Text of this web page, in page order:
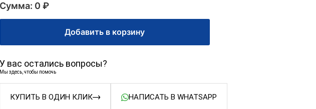
Сумма: 0 ₽
Добавить в корзину
У вас остались вопросы?
Мы здесь, чтобы помочь
КУПИТЬ В ОДИН КЛИК НАПИСАТЬ В WHATSAPP